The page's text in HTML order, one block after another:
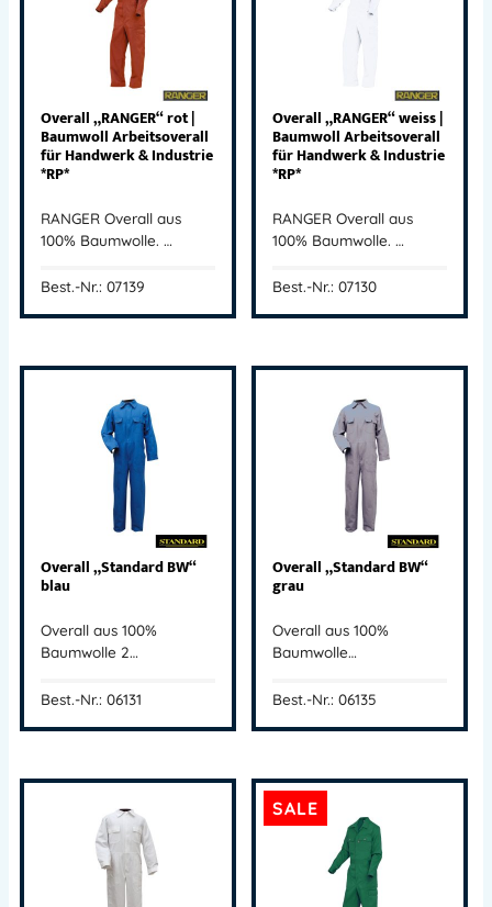
Overall „RANGER“ rot |
Baumwoll Arbeitsoverall
für Handwerk & Industrie
*RP*
RANGER Overall aus
100% Baumwolle. …
Best.-Nr.: 07139
Overall „RANGER“ weiss |
Baumwoll Arbeitsoverall
für Handwerk & Industrie
*RP*
RANGER Overall aus
100% Baumwolle. …
Best.-Nr.: 07130
Overall „Standard BW“
blau
Overall aus 100%
Baumwolle 2…
Best.-Nr.: 06131
Overall „Standard BW“
grau
Overall aus 100%
Baumwolle…
Best.-Nr.: 06135
SALE